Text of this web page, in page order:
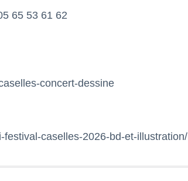
65 53 61 62
concert-dessine
festival-caselles-2026-bd-et-illustration/